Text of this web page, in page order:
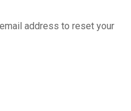
address to reset your